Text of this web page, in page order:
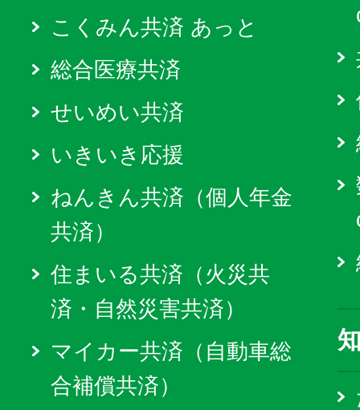
こくみん共済 あっと
総合医療共済
せいめい共済
いきいき応援
ねんきん共済（個人年金
共済）
住まいる共済（火災共
済・自然災害共済）
マイカー共済（自動車総
合補償共済）